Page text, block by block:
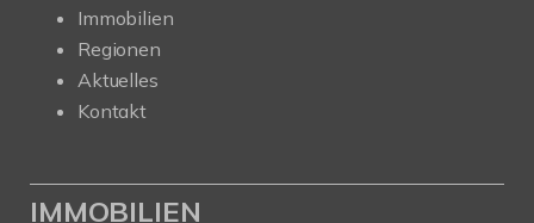
Immobilien
Regionen
Aktuelles
Kontakt
IMMOBILIEN